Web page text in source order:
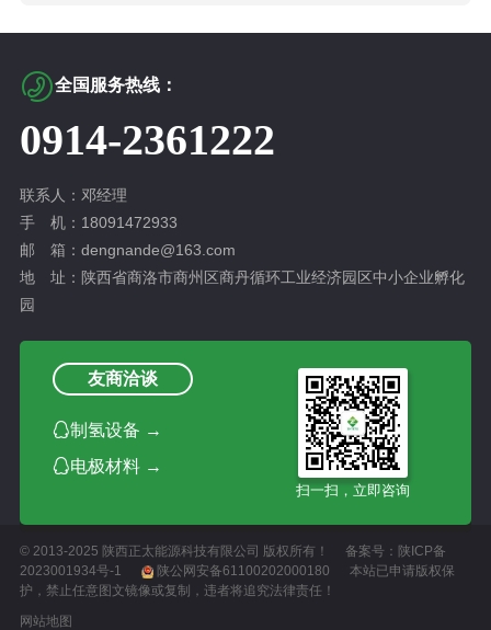
备开发等方面开展全方位合作，服务国家重大战略及经济社会
发展。
全国服务热线：
0914-2361222
联系人：邓经理
手 机：18091472933
邮 箱：dengnande@163.com
地 址：陕西省商洛市商州区商丹循环工业经济园区中小企业孵化
园
友商洽谈
制氢设备 →
电极材料 →
扫一扫，立即咨询
© 2013-2025 陕西正太能源科技有限公司 版权所有！ 备案号： 陕ICP备
2023001934号-1
陕公网安备61100202000180
本站已申请版权保
护，禁止任意图文镜像或复制，违者将追究法律责任！
网站地图